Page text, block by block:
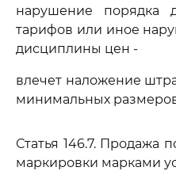
нарушение порядка
тарифов или иное
дисциплины цен -
влечет наложение
минимальных
Статья 146.7. Продажа
маркировки марками